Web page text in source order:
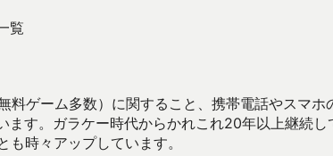
覧
料ゲーム多数）に関すること、携帯電話やスマ
ます。ガラケー時代からかれこれ20年以上継
時々アップしています。